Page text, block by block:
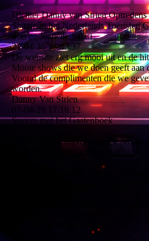
Dichter Danny van Strien
Spanje in het Nederlands Toeristen
Ton en Jeanette Salari
21-04-26 18:43:37
De website ziet erg mooi uit en de
Mooie shows die we doen geeft aan
Vooral de complimenten die we
worden.
Danny Van Strien
07-04-26 17:16:12
Succes met het Gastenboek
DJ en Tekstschrijver Muziek
Beste Eva hier kunnen we wat mee